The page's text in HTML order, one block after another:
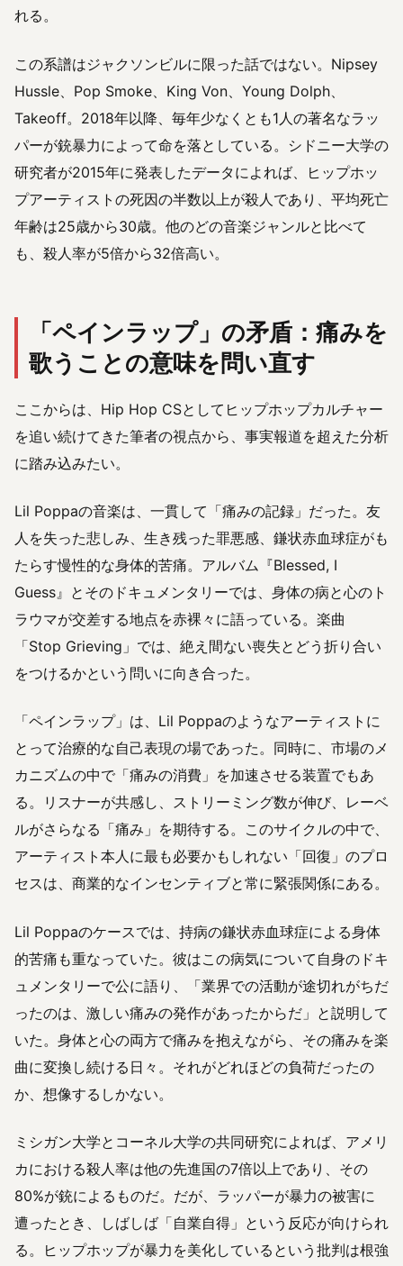
れる。
この系譜はジャクソンビルに限った話ではない。Nipsey
Hussle、Pop Smoke、King Von、Young Dolph、
Takeoff。2018年以降、毎年少なくとも1人の著名なラッ
パーが銃暴力によって命を落としている。シドニー大学の
研究者が2015年に発表したデータによれば、ヒップホッ
プアーティストの死因の半数以上が殺人であり、平均死亡
年齢は25歳から30歳。他のどの音楽ジャンルと比べて
も、殺人率が5倍から32倍高い。
「ペインラップ」の矛盾：痛みを
歌うことの意味を問い直す
ここからは、Hip Hop CSとしてヒップホップカルチャー
を追い続けてきた筆者の視点から、事実報道を超えた分析
に踏み込みたい。
Lil Poppaの音楽は、一貫して「痛みの記録」だった。友
人を失った悲しみ、生き残った罪悪感、鎌状赤血球症がも
たらす慢性的な身体的苦痛。アルバム『Blessed, I
Guess』とそのドキュメンタリーでは、身体の病と心のト
ラウマが交差する地点を赤裸々に語っている。楽曲
「Stop Grieving」では、絶え間ない喪失とどう折り合い
をつけるかという問いに向き合った。
「ペインラップ」は、Lil Poppaのようなアーティストに
とって治療的な自己表現の場であった。同時に、市場のメ
カニズムの中で「痛みの消費」を加速させる装置でもあ
る。リスナーが共感し、ストリーミング数が伸び、レーベ
ルがさらなる「痛み」を期待する。このサイクルの中で、
アーティスト本人に最も必要かもしれない「回復」のプロ
セスは、商業的なインセンティブと常に緊張関係にある。
Lil Poppaのケースでは、持病の鎌状赤血球症による身体
的苦痛も重なっていた。彼はこの病気について自身のドキ
ュメンタリーで公に語り、「業界での活動が途切れがちだ
ったのは、激しい痛みの発作があったからだ」と説明して
いた。身体と心の両方で痛みを抱えながら、その痛みを楽
曲に変換し続ける日々。それがどれほどの負荷だったの
か、想像するしかない。
ミシガン大学とコーネル大学の共同研究によれば、アメリ
カにおける殺人率は他の先進国の7倍以上であり、その
80%が銃によるものだ。だが、ラッパーが暴力の被害に
遭ったとき、しばしば「自業自得」という反応が向けられ
る。ヒップホップが暴力を美化しているという批判は根強